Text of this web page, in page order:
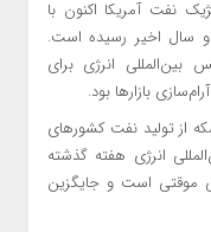
نفت آمریکا اکنون با
دو سال اخیر رسیده است.
بین‌المللی انرژی برای
حدود ۱۴ میلیون بشکه از تولید نفت کشورهای
انرژی هفته گذشته
موقتی است و جایگزین